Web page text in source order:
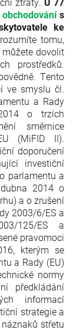
obchodovánís
ke
tomu,
dovolit
prostředků.
Tento
ve smyslu čl.
a Rady
o trzích
směrnice
(MiFID II).
doporučení
investiční
parlamentu a
2014 o
a o zrušení
2003/6/ES a
125/ES a
pravomoci
kterým se
a Rady (EU)
normy
předkládání
informací
strategie a
střetu